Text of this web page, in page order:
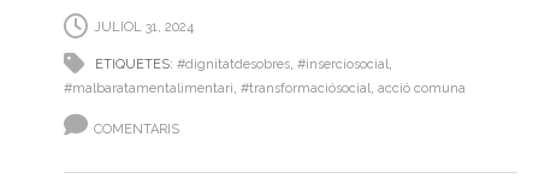
JULIOL 31, 2024
ETIQUETES: #dignitatdesobres, #inserciosocial,
#malbaratamentalimentari, #transformaciósocial, acció comuna
COMENTARIS